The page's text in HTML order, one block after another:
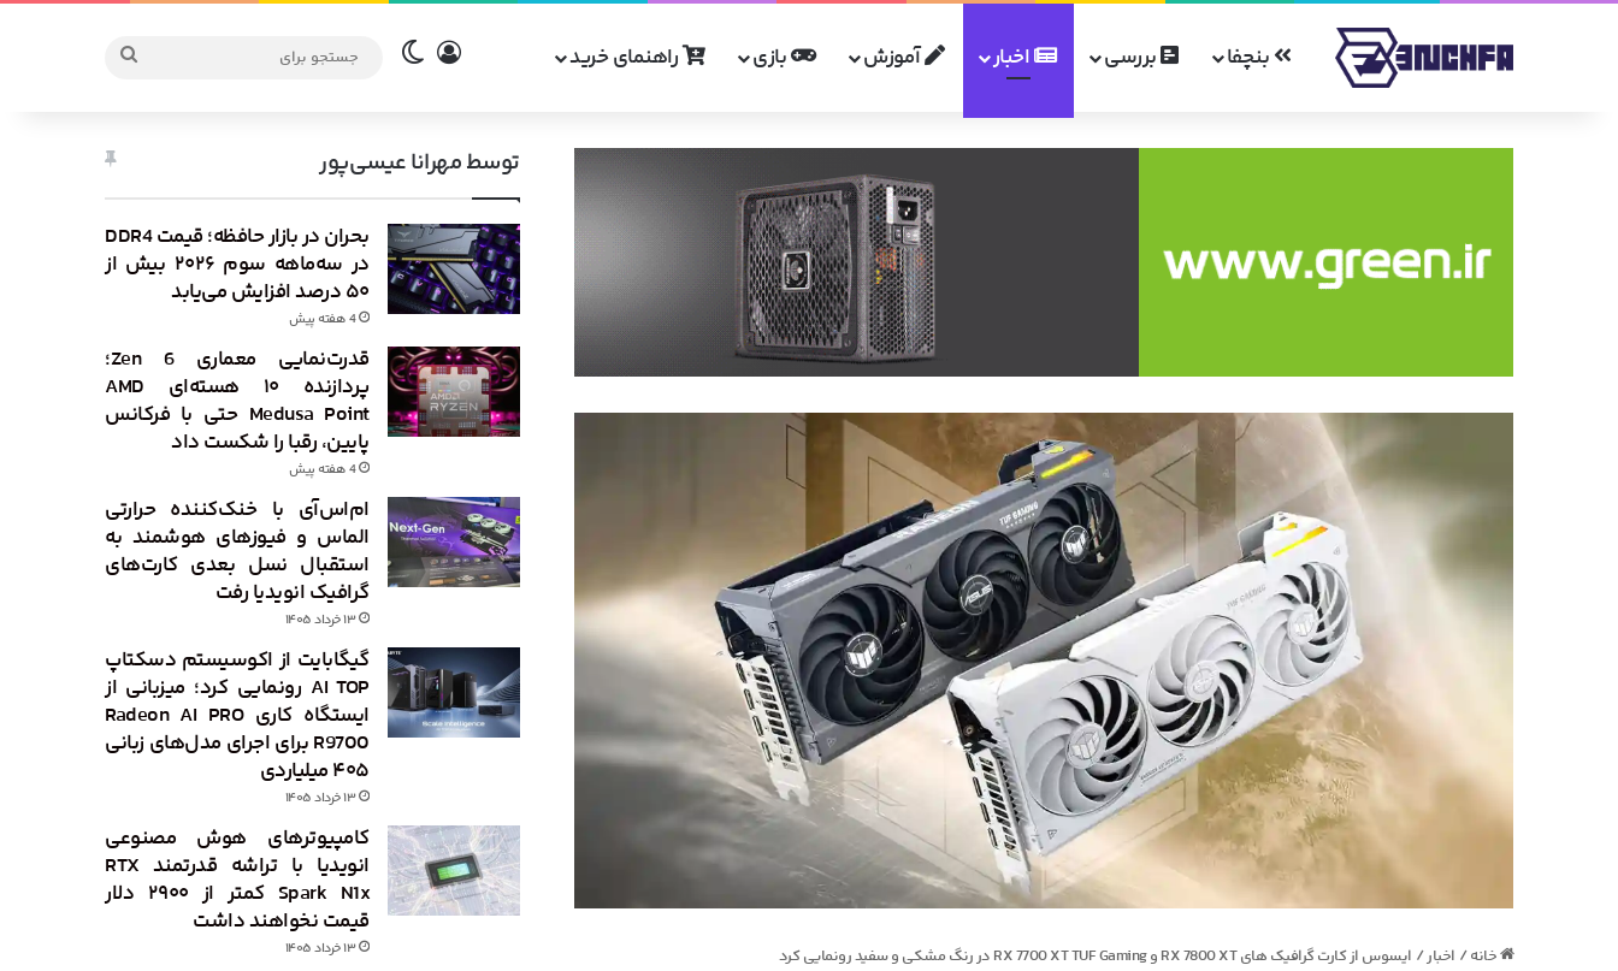
بنچفا بررسی اخبار آموزش بازی راهنمای خرید ورودتغییر پوسته
جستجو
خانه / اخبار/ ایسوس از کارت گرافیک های RX 7800 XT و RX 7700 XT TUF Gaming در رنگ‌ مشکی و سفید رونمایی کرد
توسط مهرانا عیسی‌پور
بحران در بازار حافظه؛ قیمت DDR4
در سه‌ماهه سوم ۲۰۲۶ بیش از
۵۰ درصد افزایش می‌یابد
4 هفته پیش
قدرت‌نمایی معماری Zen 6؛
پردازنده ۱۰ هسته‌ای AMD
Medusa Point حتی با فرکانس
پایین، رقبا را شکست داد
4 هفته پیش
ام‌اس‌آی با خنک‌کننده حرارتی
الماس و فیوزهای هوشمند به
استقبال نسل بعدی کارت‌های
گرافیک انویدیا رفت
۱۳ خرداد ۱۴۰۵
گیگابایت از اکوسیستم دسکتاپ
AI TOP رونمایی کرد؛ میزبانی از
ایستگاه کاری Radeon AI PRO
R9700 برای اجرای مدل‌های زبانی
۴۰۵ میلیاردی
۱۳ خرداد ۱۴۰۵
کامپیوترهای هوش مصنوعی
انویدیا با تراشه قدرتمند RTX
Spark N1x کمتر از ۲۹۰۰ دلار
قیمت نخواهند داشت
۱۳ خرداد ۱۴۰۵